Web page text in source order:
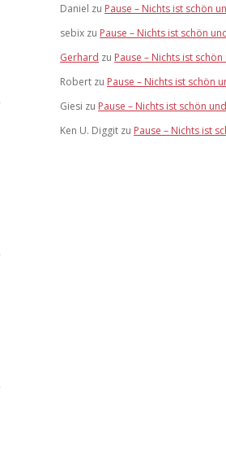
Daniel zu Pause – Nichts ist schön
sebix zu Pause – Nichts ist schön
Gerhard zu Pause – Nichts ist
Robert zu Pause – Nichts ist schön
Giesi zu Pause – Nichts ist schön
Ken U. Diggit zu Pause – Nichts ist